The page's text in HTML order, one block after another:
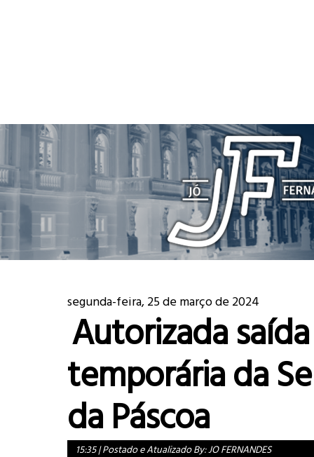
segunda-feira, 25 de março de 2024
Autorizada saída
temporária da
da Páscoa
15:35|Postado e Atualizado By:JO FERNANDES